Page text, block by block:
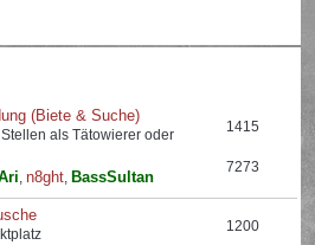
(Biete & Suche)
Stellen als Tätowierer oder
,n8ght, BassSultan
1415
7273
1200